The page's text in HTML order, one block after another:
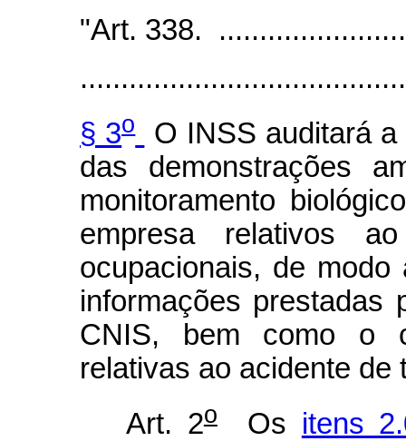
"Art. 338.
§ 3o
O INSS auditará
das demonstrações
monitoramento
empresa relativos
ocupacionais, de
informações prestadas
CNIS, bem como o
relativas ao acidente de
Art. 2oOs itens